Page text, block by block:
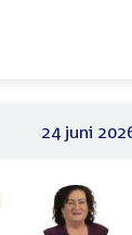
24 juni